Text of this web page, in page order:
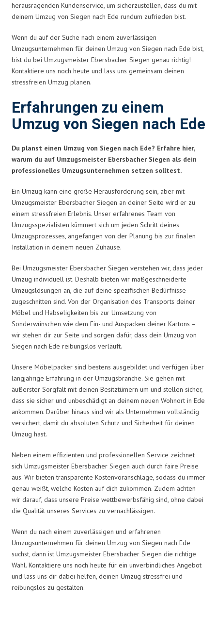
herausragenden Kundenservice, um sicherzustellen, dass du mit
deinem Umzug von Siegen nach Ede rundum zufrieden bist.
Wenn du auf der Suche nach einem zuverlässigen
Umzugsunternehmen für deinen Umzug von Siegen nach Ede bist,
bist du bei Umzugsmeister Ebersbacher Siegen genau richtig!
Kontaktiere uns noch heute und lass uns gemeinsam deinen
stressfreien Umzug planen.
Erfahrungen zu einem
Umzug von Siegen nach Ede
Du planst einen Umzug von Siegen nach Ede? Erfahre hier,
warum du auf Umzugsmeister Ebersbacher Siegen als dein
professionelles Umzugsunternehmen setzen solltest.
Ein Umzug kann eine große Herausforderung sein, aber mit
Umzugsmeister Ebersbacher Siegen an deiner Seite wird er zu
einem stressfreien Erlebnis. Unser erfahrenes Team von
Umzugsspezialisten kümmert sich um jeden Schritt deines
Umzugsprozesses, angefangen von der Planung bis zur finalen
Installation in deinem neuen Zuhause.
Bei Umzugsmeister Ebersbacher Siegen verstehen wir, dass jeder
Umzug individuell ist. Deshalb bieten wir maßgeschneiderte
Umzugslösungen an, die auf deine spezifischen Bedürfnisse
zugeschnitten sind. Von der Organisation des Transports deiner
Möbel und Habseligkeiten bis zur Umsetzung von
Sonderwünschen wie dem Ein- und Auspacken deiner Kartons –
wir stehen dir zur Seite und sorgen dafür, dass dein Umzug von
Siegen nach Ede reibungslos verläuft.
Unsere Möbelpacker sind bestens ausgebildet und verfügen über
langjährige Erfahrung in der Umzugsbranche. Sie gehen mit
äußerster Sorgfalt mit deinen Besitztümern um und stellen sicher,
dass sie sicher und unbeschädigt an deinem neuen Wohnort in Ede
ankommen. Darüber hinaus sind wir als Unternehmen vollständig
versichert, damit du absoluten Schutz und Sicherheit für deinen
Umzug hast.
Neben einem effizienten und professionellen Service zeichnet
sich Umzugsmeister Ebersbacher Siegen auch durch faire Preise
aus. Wir bieten transparente Kostenvoranschläge, sodass du immer
genau weißt, welche Kosten auf dich zukommen. Zudem achten
wir darauf, dass unsere Preise wettbewerbsfähig sind, ohne dabei
die Qualität unseres Services zu vernachlässigen.
Wenn du nach einem zuverlässigen und erfahrenen
Umzugsunternehmen für deinen Umzug von Siegen nach Ede
suchst, dann ist Umzugsmeister Ebersbacher Siegen die richtige
Wahl. Kontaktiere uns noch heute für ein unverbindliches Angebot
und lass uns dir dabei helfen, deinen Umzug stressfrei und
reibungslos zu gestalten.